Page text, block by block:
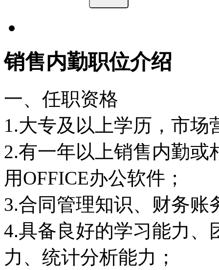
销售内勤职位介绍
一、任职资格
1.大专及以上学历，市
2.有一年以上销售内勤
用OFFICE办公软件；
3.合同管理知识、财务账
4.具备良好的学习能力、
力、统计分析能力；